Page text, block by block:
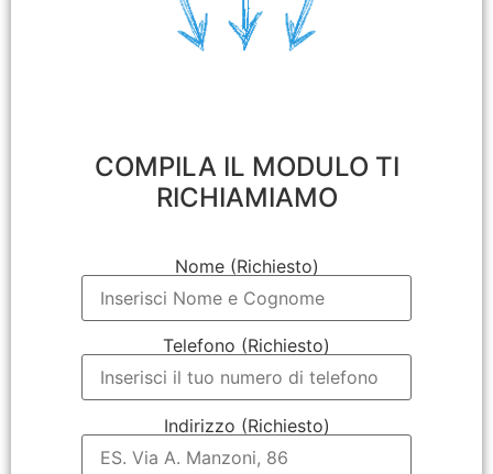
COMPILA IL MODULO TI
RICHIAMIAMO
Nome (Richiesto)
Telefono (Richiesto)
Indirizzo (Richiesto)